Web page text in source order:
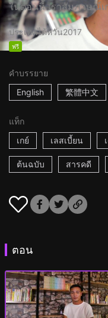
ในตอนนี้ เราสัมภาษณ์เ
ประเทศไต้หวัน2017
ฟรี
คำบรรยาย
English
繁體中文
แท็ก
เกย์
เลสเบี้ยน
ต้นฉบับ สารคดี
ตอน